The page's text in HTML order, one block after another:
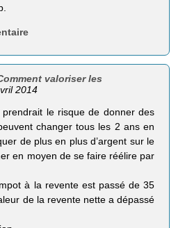
valoriser les
2014
le risque de donner des
changer tous les 2 ans en
de plus en plus d’argent sur le
en moyen de se faire réélire par
à la revente est passé de 35
de la revente nette a dépassé